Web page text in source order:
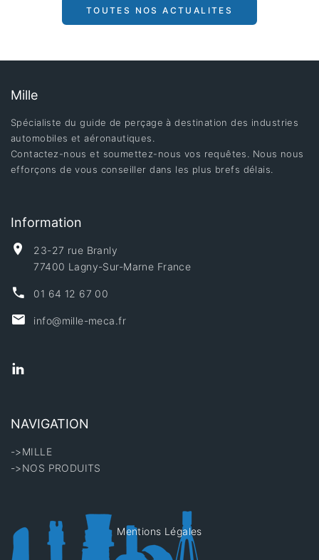
TOUTES NOS ACTUALITES
Mille
Spécialiste du guide de perçage à destination des industries
automobiles et aéronautiques.
Contactez-nous et soumettez-nous vos requêtes. Nous nous
efforçons de vous conseiller dans les plus brefs délais.
Information
23-27 rue Branly
77400 Lagny-Sur-Marne France
01 64 12 67 00
info@mille-meca.fr
NAVIGATION
->MILLE
->NOS PRODUITS
Mentions Légales